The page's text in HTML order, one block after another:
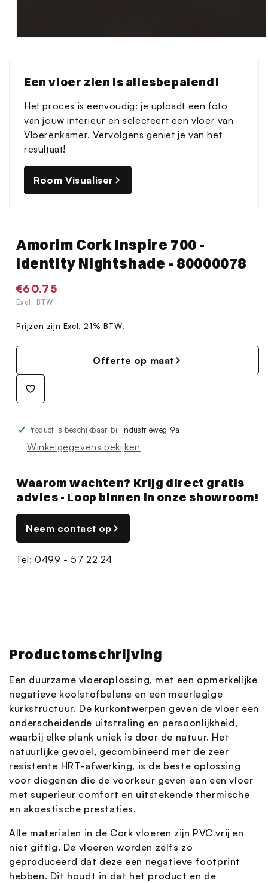
modaal
Een vloer zien is allesbepalend!
Het proces is eenvoudig: je uploadt een foto
van jouw interieur en selecteert een vloer van
Vloerenkamer. Vervolgens geniet je van het
resultaat!
Room Visualiser
Amorim Cork Inspire 700 -
Identity Nightshade - 80000078
Normale
prijs
€60.75
Excl. BTW
Prijzen zijn Excl. 21% BTW.
Offerte op maat
Product is beschikbaar bij Industrieweg 9a
Winkelgegevens bekijken
Waarom wachten? Krijg direct gratis
advies - Loop binnen in onze showroom!
Neem contact op
Tel:0499 - 57 22 24
Productomschrijving
Een duurzame vloeroplossing, met een opmerkelijke
negatieve koolstofbalans en een meerlagige
kurkstructuur. De kurkontwerpen geven de vloer een
onderscheidende uitstraling en persoonlijkheid,
waarbij elke plank uniek is door de natuur. Het
natuurlijke gevoel, gecombineerd met de zeer
resistente HRT-afwerking, is de beste oplossing
voor diegenen die de voorkeur geven aan een vloer
met superieur comfort en uitstekende thermische
en akoestische prestaties.
Alle materialen in de Cork vloeren zijn PVC vrij en
niet giftig. De vloeren worden zelfs zo
geproduceerd dat deze een negatieve footprint
hebben. Dit houdt in dat het product en de